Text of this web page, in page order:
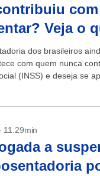
Veja o
dos brasileiros
com quem nunca
(INSS) e deseja se
11:29min
a